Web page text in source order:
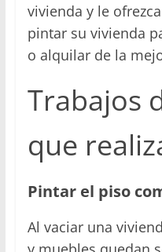
vivienda y le
pintar su vivienda
o alquilar de la
Trabajos
que
Pintar el piso
Al vaciar una